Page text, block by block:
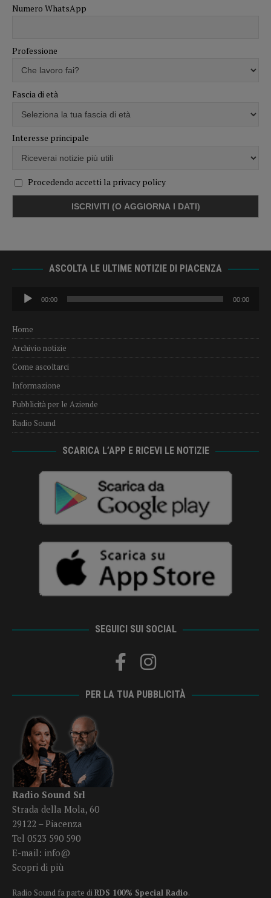
Numero WhatsApp
Professione
Fascia di età
Interesse principale
Procedendo accetti la privacy policy
ASCOLTA LE ULTIME NOTIZIE DI PIACENZA
Audio
Player
00:00 00:00
Home
Archivio notizie
Come ascoltarci
Informazione
Pubblicità per le Aziende
Radio Sound
SCARICA L’APP E RICEVI LE NOTIZIE
SEGUICI SUI SOCIAL
PER LA TUA PUBBLICITÀ
Radio Sound Srl
Strada della Mola, 60
29122 – Piacenza
Tel 0523 590 590
E-mail: info@
Scopri di più
Radio Sound fa parte diRDS 100% Special Radio.